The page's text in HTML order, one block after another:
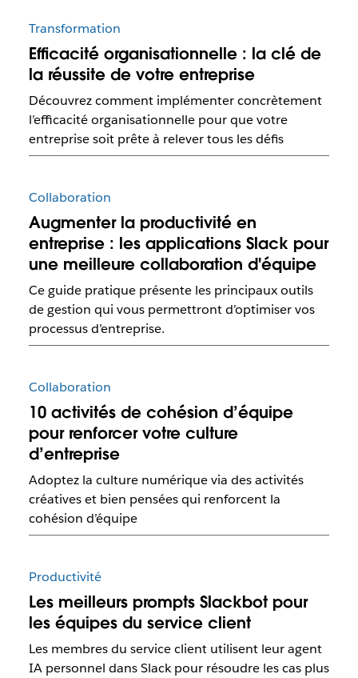
Transformation
Efficacité organisationnelle : la clé de
la réussite de votre entreprise
Découvrez comment implémenter concrètement
l’efficacité organisationnelle pour que votre
entreprise soit prête à relever tous les défis
Collaboration
Augmenter la productivité en
entreprise : les applications Slack pour
une meilleure collaboration d'équipe
Ce guide pratique présente les principaux outils
de gestion qui vous permettront d’optimiser vos
processus d’entreprise.
Collaboration
10 activités de cohésion d’équipe
pour renforcer votre culture
d’entreprise
Adoptez la culture numérique via des activités
créatives et bien pensées qui renforcent la
cohésion d’équipe
Productivité
Les meilleurs prompts Slackbot pour
les équipes du service client
Les membres du service client utilisent leur agent
IA personnel dans Slack pour résoudre les cas plus